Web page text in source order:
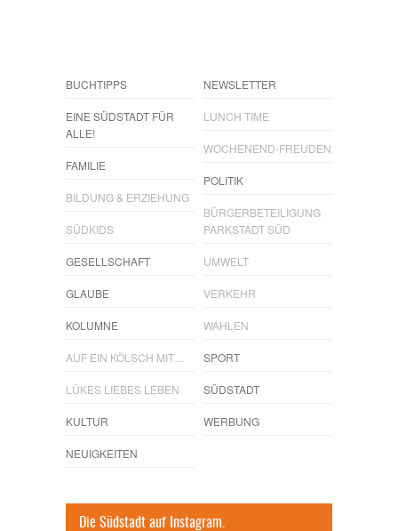
BUCHTIPPS
EINE SÜDSTADT FÜR
ALLE!
FAMILIE
BILDUNG & ERZIEHUNG
SÜDKIDS
GESELLSCHAFT
GLAUBE
KOLUMNE
AUF EIN KÖLSCH MIT…
LÜKES LIEBES LEBEN
KULTUR
NEUIGKEITEN
NEWSLETTER
LUNCH TIME
WOCHENEND-FREUDEN
POLITIK
BÜRGERBETEILIGUNG
PARKSTADT SÜD
UMWELT
VERKEHR
WAHLEN
SPORT
SÜDSTADT
WERBUNG
Die Südstadt auf Instagram.